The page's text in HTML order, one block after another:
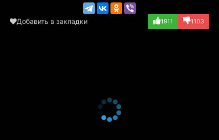
Добавить в закладки 1911 1103